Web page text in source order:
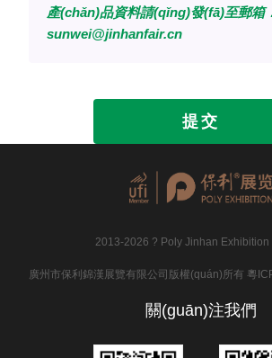
產(chǎn)品資料請(qǐng)發(fā)至郵箱
sunwei@jinhanfair.cn
提交
2013-2026 ? Poly Jinhan Exhibition
廣州市保利錦漢展覽有限公司版權(quán)所有 粵
關(guān)注我們